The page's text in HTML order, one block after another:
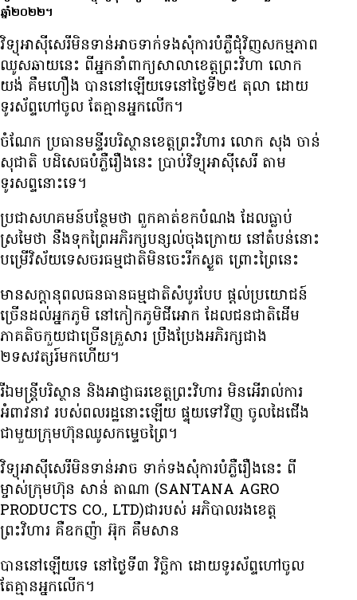
ឆ្នាំ២០២២។
វិទ្យុ​អាស៊ី​សេរី​មិន​ទាន់​អាច​ទាក់ទង​សុំ​ការ​បំភ្លឺ​ជុំវិញ​សកម្មភាព​
ឈូស​ឆាយ​នេះ ពី​អ្នកនាំ​ពាក្យ​សាលាខេត្ត​ព្រះវិហា លោក
យង់ គឹម​ហឿង បាន​នៅ​ឡើយ​ទេ​នៅ​ថ្ងៃ​ទី២៥ តុលា ដោយ​
ទូរស័ព្ទ​ហៅ​ចូល តែ​គ្មាន​អ្នក​លើក។
ចំណែក ប្រធាន​មន្ទីរ​បរិស្ថានខេត្ត​ព្រះវិហារ លោក សុង ចាន់
សុជាតិ បដិសេធ​​បំភ្លឺ​រឿង​នេះ ប្រាប់​វិទ្យុអាស៊ីសេរី តាម​
ទូរសព្ទ​នោះទេ។
ប្រជា​សហគមន៍​បន្ថែម​ថា ពួកគាត់​ខក​បំណង ដែល​ធ្លាប់​
ស្រមៃ​ថា​ នឹង​ទុក​ព្រៃ​អភិរក្ស​បន្សល់​ចុងក្រោយ ​នៅ​តំបន់​នោះ
បម្រើ​វិស័យ​ទេសចរ​ធម្មជាតិ​មិន​ចេះ​រីក​ស្ងួត ព្រោះ​ព្រៃ​នេះ​
មាន​សក្ដានុពល​ធនធាន​ធម្មជាតិ​សំបូរ​បែប​ ផ្ដល់​ប្រយោជន៍​
ច្រើន​ដល់​អ្នកភូមិ នៅ​កៀក​ភូមិ​ជីអោក ដែល​ជន​ជាតិ​ដើម​
ភាគ​តិច​កួយ​ជា​ច្រើន​គ្រួសារ ​ប្រឹងប្រែង​អភិរក្ស​ជាង
២ទសវត្សរ៍​មក​ហើយ។
រីឯ​មន្ត្រី​បរិស្ថាន ​និង​អាជ្ញាធរ​ខេត្តព្រះវិហារ មិន​អើ​រាល់​ការ​
អំពាវនាវ របស់​ពលរដ្ឋ​នោះ​ឡើយ ផ្ទុយ​ទៅ​វិញ ​ចូល​ដៃ​ជើង
ជាមួយ​ក្រុមហ៊ុន​ឈូស​កម្ទេច​ព្រៃ។
វិទ្យុ​អាស៊ី​សេរី​មិន​ទាន់​អាច ទាក់ទង​សុំ​ការ​បំភ្លឺ​រឿង​នេះ ពី​
ម្ចាស់​ក្រុមហ៊ុន សាន់ តាណា (SANTANA AGRO
PRODUCTS CO., LTD)ជា​របស់ អភិបាលរង​ខេត្ត​
ព្រះវិហារ គឺ​ឧកញ៉ា អ៊ុក គឹមសាន
បាន​នៅ​ឡើយ​ទេ នៅ​ថ្ងៃ​ទី៣ វិច្ឆិកា ដោយ​ទូរស័ព្ទ​ហៅ​ចូល
តែ​គ្មាន​អ្នក​លើក។